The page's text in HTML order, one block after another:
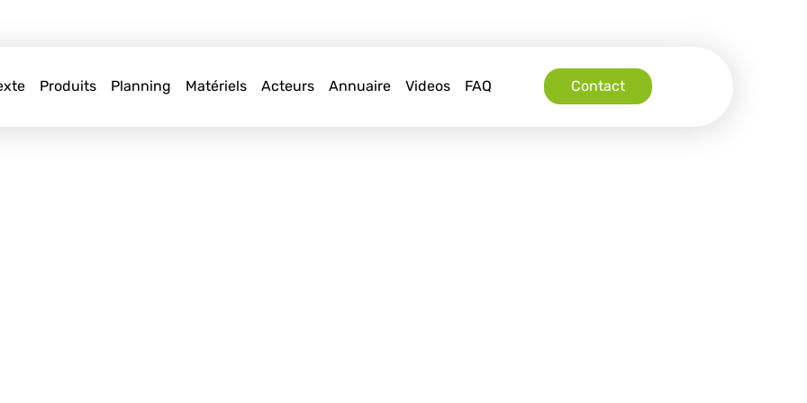
Produits Planning Matériels Acteurs Annuaire Videos FAQ Contact